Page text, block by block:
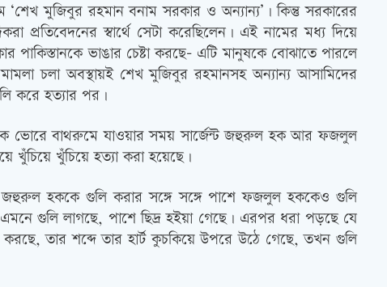
মুজিবুর রহমান বনাম সরকার ও অন্যান্য’। কিন্তু সরকারের
প্রতিবেদনের স্বার্থে সেটা করেছিলেন। এই নামের মধ্য দিয়ে
পাকিস্তানকে ভাঙার চেষ্টা করছে- এটি মানুষকে বোঝাতে পারলে
চলা অবস্থায়ই শেখ মুজিবুর রহমানসহ অন্যান্য আসামিদের
করে হত্যার পর।
ভোরে বাথরুমে যাওয়ার সময় সার্জেন্ট জহুরুল হক আর ফজলুল
খুঁচিয়ে হত্যা করা হয়েছে।
জহুরুল হককে গুলি করার সঙ্গে সঙ্গে পাশে ফজলুল হককেও গুলি
গুলি লাগছে, পাশে ছিদ্র হইয়া গেছে। এরপর ধরা পড়ছে যে
তার শব্দে তার হার্ট কুচকিয়ে উপরে উঠে গেছে, তখন গুলি